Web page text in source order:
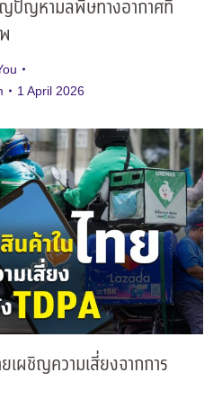
ปัญหามลพิษทางอากาศที่
1 April 2026
เผชิญความเสี่ยงจากการ